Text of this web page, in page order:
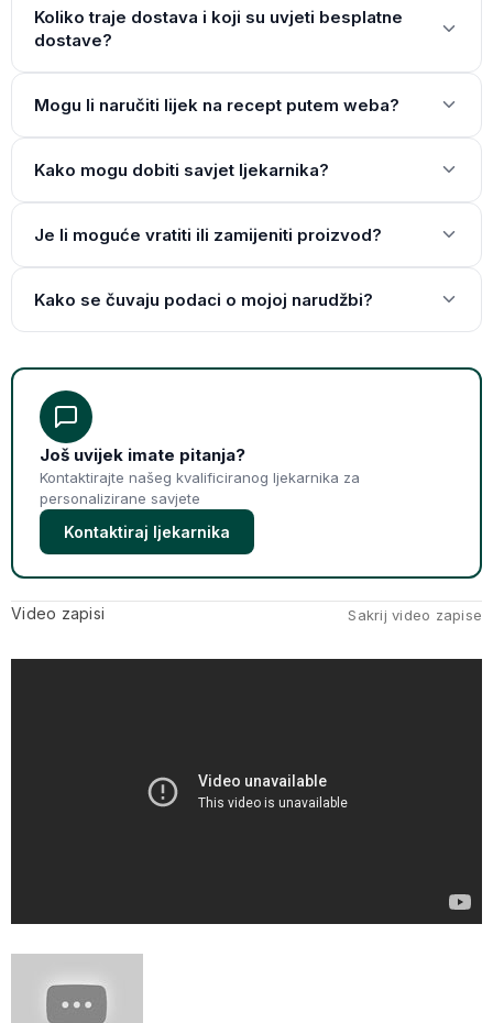
Koliko traje dostava i koji su uvjeti besplatne
dostave?
Mogu li naručiti lijek na recept putem weba?
Kako mogu dobiti savjet ljekarnika?
Je li moguće vratiti ili zamijeniti proizvod?
Kako se čuvaju podaci o mojoj narudžbi?
Još uvijek imate pitanja?
Kontaktirajte našeg kvalificiranog ljekarnika za
personalizirane savjete
Kontaktiraj ljekarnika
Video zapisi Sakrij video zapise